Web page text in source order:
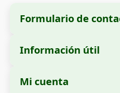
Formulario de
Razón social:
SRL
Información útil
Cómo realizar un pedido
Mi cuenta